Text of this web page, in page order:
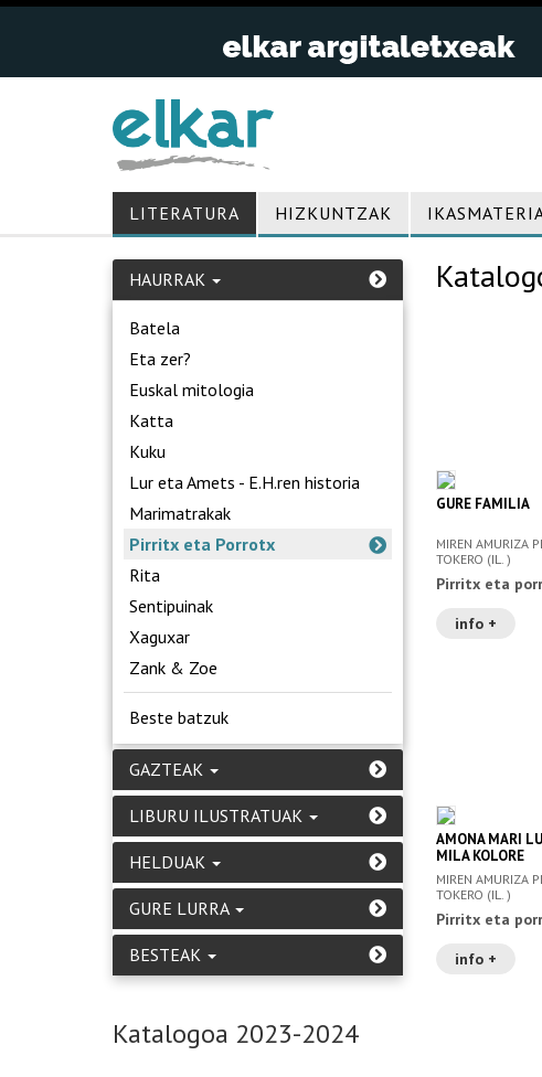
LITERATURA HIZKUNTZAK
HAURRAK
Batela
Eta zer?
Euskal mitologia
Katta
Kuku
Lur eta Amets - E.H.ren historia
Marimatrakak
Pirritx eta Porrotx
Rita
Sentipuinak
Xaguxar
Zank & Zoe
Beste batzuk
GAZTEAK
LIBURU ILUSTRATUAK
HELDUAK
GURE LURRA
BESTEAK
Katalogoa 2023-2024
GURE FAMILIA
MIREN AMURIZA
TOKERO (IL. )
Pirritx eta
info +
AMONA MARI
MILA KOLORE
MIREN AMURIZA
TOKERO (IL. )
Pirritx eta
info +